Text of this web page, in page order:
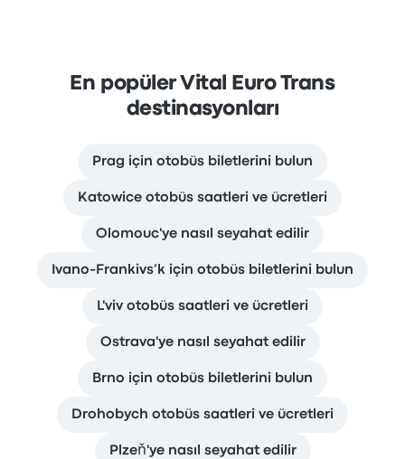
En popüler Vital Euro Trans
destinasyonları
Prag için otobüs biletlerini bulun
Katowice otobüs saatleri ve ücretleri
Olomouc'ye nasıl seyahat edilir
Ivano-Frankivs’k için otobüs biletlerini bulun
L'viv otobüs saatleri ve ücretleri
Ostrava'ye nasıl seyahat edilir
Brno için otobüs biletlerini bulun
Drohobych otobüs saatleri ve ücretleri
Plzeň'ye nasıl seyahat edilir